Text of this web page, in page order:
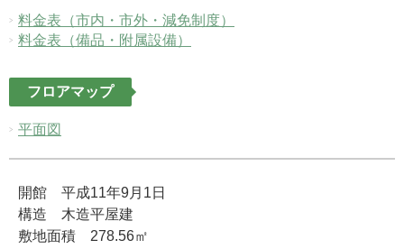
料金表（市内・市外・減免制度）
料金表（備品・附属設備）
フロアマップ
平面図
開館 平成11年9月1日
構造 木造平屋建
敷地面積 278.56㎡